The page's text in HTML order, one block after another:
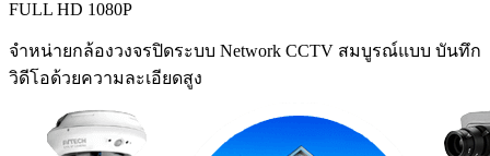
FULL HD 1080P
จำหน่ายกล้องวงจรปิดระบบ Network CCTV สมบูรณ์แบบ บันทึก
วิดีโอด้วยความละเอียดสูง